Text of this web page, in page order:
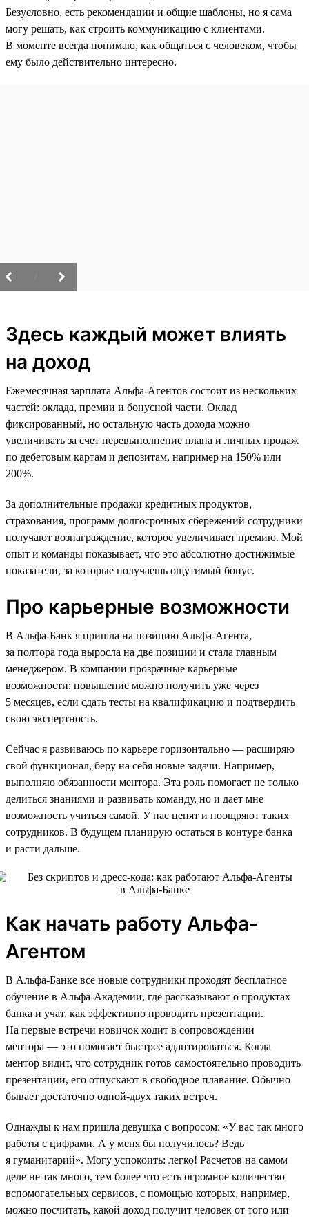
Безусловно, есть рекомендации и общие шаблоны, но я сама
могу решать, как строить коммуникацию с клиентами.
В моменте всегда понимаю, как общаться с человеком, чтобы
ему было действительно интересно.
Здесь каждый может влиять
на доход
Ежемесячная зарплата Альфа-Агентов состоит из нескольких
частей: оклада, премии и бонусной части. Оклад
фиксированный, но остальную часть дохода можно
увеличивать за счет перевыполнение плана и личных продаж
по дебетовым картам и депозитам, например на 150% или
200%.
За дополнительные продажи кредитных продуктов,
страхования, программ долгосрочных сбережений сотрудники
получают вознаграждение, которое увеличивает премию. Мой
опыт и команды показывает, что это абсолютно достижимые
показатели, за которые получаешь ощутимый бонус.
Про карьерные возможности
В Альфа-Банк я пришла на позицию Альфа-Агента,
за полтора года выросла на две позиции и стала главным
менеджером. В компании прозрачные карьерные
возможности: повышение можно получить уже через
5 месяцев, если сдать тесты на квалификацию и подтвердить
свою экспертность.
Сейчас я развиваюсь по карьере горизонтально — расширяю
свой функционал, беру на себя новые задачи. Например,
выполняю обязанности ментора. Эта роль помогает не только
делиться знаниями и развивать команду, но и дает мне
возможность учиться самой. У нас ценят и поощряют таких
сотрудников. В будущем планирую остаться в контуре банка
и расти дальше.
Как начать работу Альфа-
Агентом
В Альфа-Банке все новые сотрудники проходят бесплатное
обучение в Альфа-Академии, где рассказывают о продуктах
банка и учат, как эффективно проводить презентации.
На первые встречи новичок ходит в сопровождении
ментора — это помогает быстрее адаптироваться. Когда
ментор видит, что сотрудник готов самостоятельно проводить
презентации, его отпускают в свободное плавание. Обычно
бывает достаточно одной-двух таких встреч.
Однажды к нам пришла девушка с вопросом: «У вас так много
работы с цифрами. А у меня бы получилось? Ведь
я гуманитарий». Могу успокоить: легко! Расчетов на самом
деле не так много, тем более что есть огромное количество
вспомогательных сервисов, с помощью которых, например,
можно посчитать, какой доход получит человек от того или